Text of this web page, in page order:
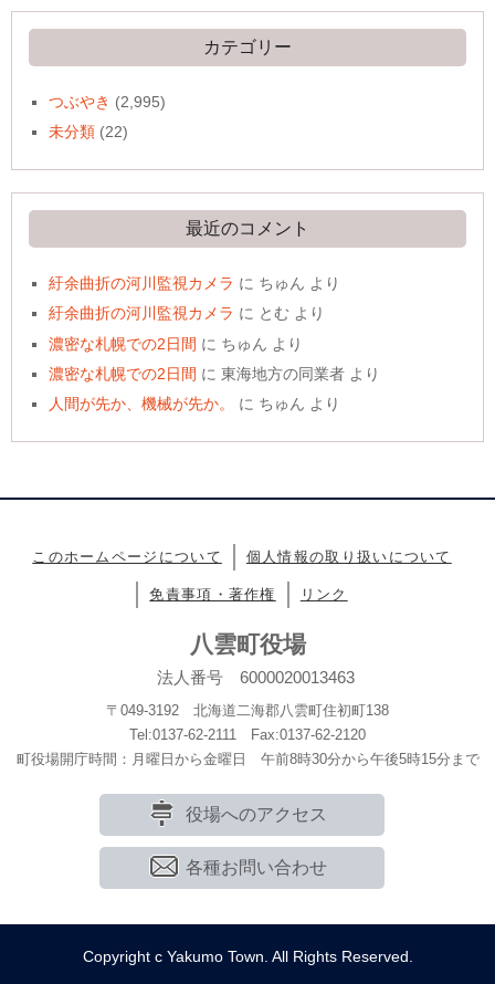
イ
ブ
カテゴリー
つぶやき (2,995)
未分類 (22)
最近のコメント
紆余曲折の河川監視カメラ に ちゅん より
紆余曲折の河川監視カメラ に とむ より
濃密な札幌での2日間 に ちゅん より
濃密な札幌での2日間 に東海地方の同業者 より
人間が先か、機械が先か。
に ちゅん より
このホームページについて 個人情報の取り扱いについて
免責事項・著作権 リンク
八雲町役場
法人番号 6000020013463
〒049-3192 北海道二海郡八雲町住初町138
Tel:0137-62-2111 Fax:0137-62-2120
町役場開庁時間：月曜日から金曜日 午前8時30分から午後5時15分まで
役場へのアクセス
各種お問い合わせ
Copyright c Yakumo Town. All Rights Reserved.